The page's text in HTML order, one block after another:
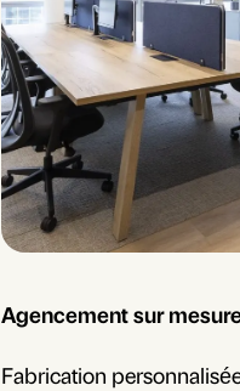
Agencement sur
Fabrication